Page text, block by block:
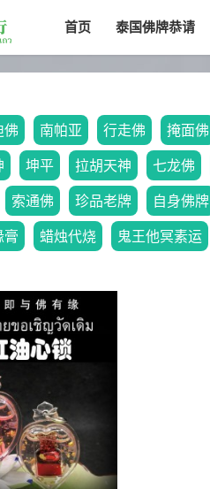
首页 泰国佛牌恭请
佛 南帕亚 行走佛 掩面佛
坤平 拉胡天神 七龙佛
索通佛 珍品老牌 自身佛牌
膏 蜡烛代烧 鬼王他冥素运